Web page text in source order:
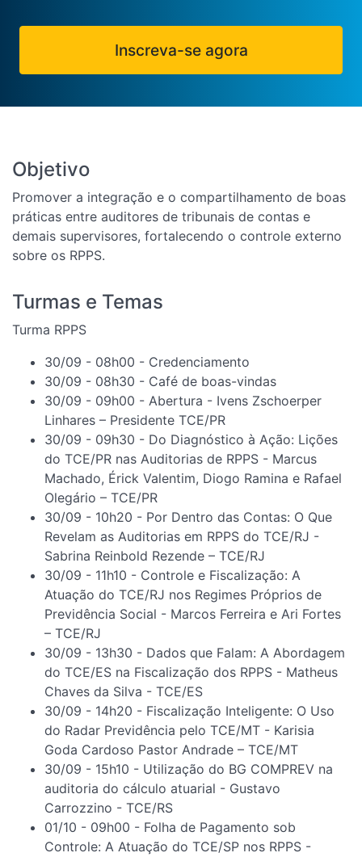
Inscreva-se agora
Objetivo
Promover a integração e o compartilhamento de boas
práticas entre auditores de tribunais de contas e
demais supervisores, fortalecendo o controle externo
sobre os RPPS.
Turmas e Temas
Turma RPPS
30/09 - 08h00 - Credenciamento
30/09 - 08h30 - Café de boas-vindas
30/09 - 09h00 - Abertura - Ivens Zschoerper
Linhares – Presidente TCE/PR
30/09 - 09h30 - Do Diagnóstico à Ação: Lições
do TCE/PR nas Auditorias de RPPS - Marcus
Machado, Érick Valentim, Diogo Ramina e Rafael
Olegário – TCE/PR
30/09 - 10h20 - Por Dentro das Contas: O Que
Revelam as Auditorias em RPPS do TCE/RJ -
Sabrina Reinbold Rezende – TCE/RJ
30/09 - 11h10 - Controle e Fiscalização: A
Atuação do TCE/RJ nos Regimes Próprios de
Previdência Social - Marcos Ferreira e Ari Fortes
– TCE/RJ
30/09 - 13h30 - Dados que Falam: A Abordagem
do TCE/ES na Fiscalização dos RPPS - Matheus
Chaves da Silva - TCE/ES
30/09 - 14h20 - Fiscalização Inteligente: O Uso
do Radar Previdência pelo TCE/MT - Karisia
Goda Cardoso Pastor Andrade – TCE/MT
30/09 - 15h10 - Utilização do BG COMPREV na
auditoria do cálculo atuarial - Gustavo
Carrozzino - TCE/RS
01/10 - 09h00 - Folha de Pagamento sob
Controle: A Atuação do TCE/SP nos RPPS -